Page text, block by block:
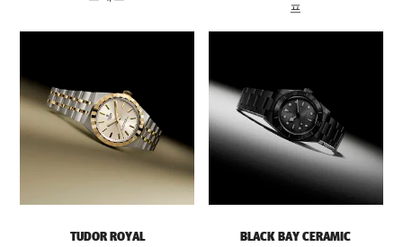
프
TUDOR ROYAL BLACK BAY CERAMIC